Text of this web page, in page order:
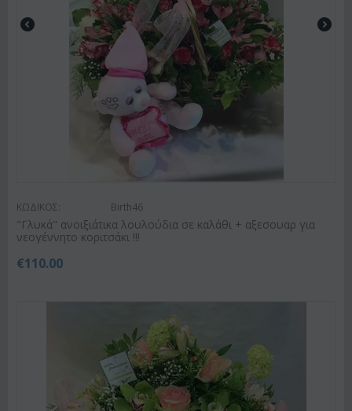
ΚΩΔΙΚΟΣ: Birth46
"Γλυκά" ανοιξιάτικα λουλούδια σε καλάθι + αξεσουαρ για
νεογέννητο κοριτσάκι !!!
€110.00